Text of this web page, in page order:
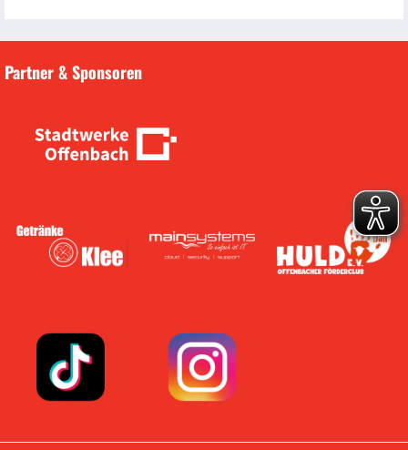
Partner & Sponsoren